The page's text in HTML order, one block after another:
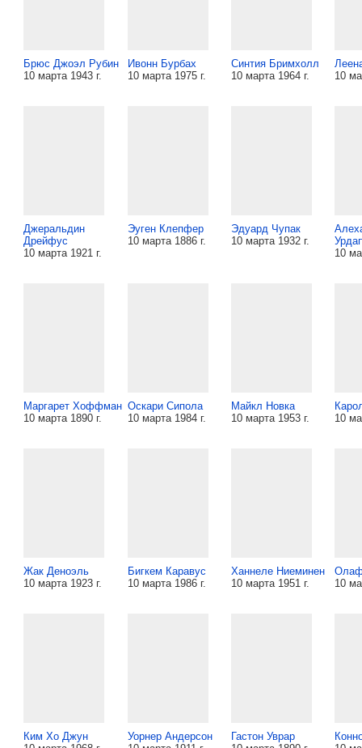
Брюс Джоэл Рубин
10 марта 1943 г.
Ивонн Бурбах
10 марта 1975 г.
Синтия Бримхолл
10 марта 1964 г.
10
Джеральдин
Дрейфус
10 марта 1921 г.
Эуген Клепфер
10 марта 1886 г.
Эдуард Чупак
10 марта 1932 г.
10
Маргарет Хоффман
10 марта 1890 г.
Оскари Сипола
10 марта 1984 г.
Майкл Новка
10 марта 1953 г.
10
Жак Деноэль
10 марта 1923 г.
Бигкем Каравус
10 марта 1986 г.
Ханнеле Ниеминен
10 марта 1951 г.
10
Ким Хо Джун
Уорнер Андерсон
Гастон Уврар